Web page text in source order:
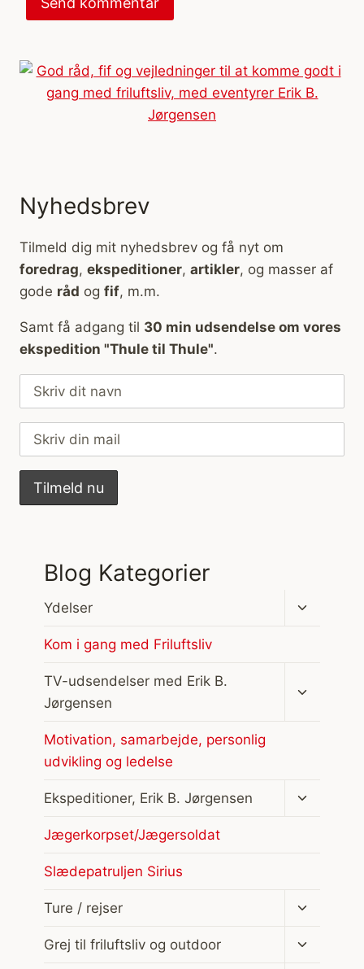
Nyhedsbrev
Tilmeld dig mit nyhedsbrev og få nyt om
foredrag, ekspeditioner, artikler, og masser af
gode råd og fif, m.m.
Samt få adgang til 30 min udsendelse om vores
ekspedition "Thule til Thule".
Blog Kategorier
Ydelser
Skift
Kom i gang med Friluftsliv
TV-udsendelser med Erik B.
Jørgensen
Motivation, samarbejde, personlig
udvikling og ledelse
Ekspeditioner, Erik B. Jørgensen
Skift
Jægerkorpset/Jægersoldat
Slædepatruljen Sirius
Ture / rejser
Skift
Grej til friluftsliv og outdoor
Skift